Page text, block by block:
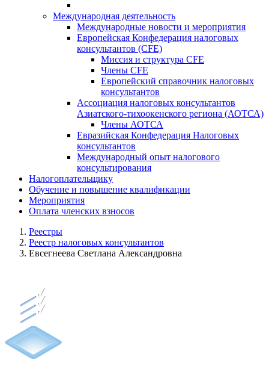
Международная деятельность
Международные новости и мероприятия
Европейская Конфедерация налоговых
консультантов (CFE)
Миссия и структура CFE
Члены CFE
Европейский справочник налоговых
консультантов
Ассоциация налоговых консультантов
Азиатского-тихоокенского региона (АОТСА)
Члены АОТСА
Евразийская Конфедерация Налоговых
консультантов
Международный опыт налогового
консультирования
Налогоплательщику
Обучение и повышение квалификации
Мероприятия
Оплата членских взносов
Реестры
Реестр налоговых консультантов
Евсегнеева Светлана Александровна